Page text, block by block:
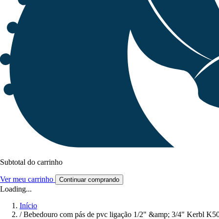
Subtotal do carrinho
Ver meu carrinho Continuar comprando
Loading...
Início
/ Bebedouro com pás de pvc ligação 1/2" &amp; 3/4" Kerbl